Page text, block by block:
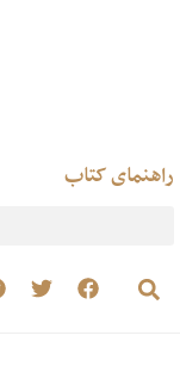
راهنمای کتاب